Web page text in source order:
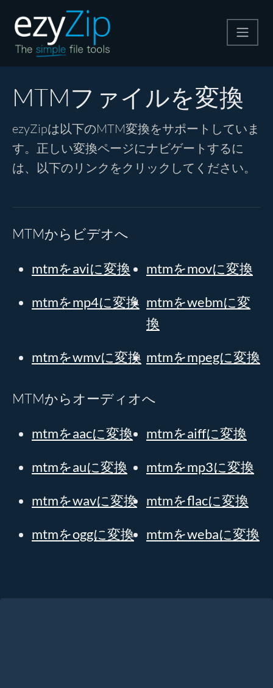
変換する
MTMファイルを変換
ezyZipは以下のMTM変換をサポートしていま
す。正しい変換ページにナビゲートするに
は、以下のリンクをクリックしてください。
MTMからビデオへ
mtmをaviに変換 mtmをmovに変換
mtmをmp4に変換 mtmをwebmに変
換
mtmをwmvに変換 mtmをmpegに変換
MTMからオーディオへ
mtmをaacに変換 mtmをaiffに変換
mtmをauに変換 mtmをmp3に変換
mtmをwavに変換 mtmをflacに変換
mtmをoggに変換 mtmをwebaに変換